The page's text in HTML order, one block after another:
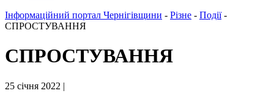
Інформаційний портал Чернігівщини - Різне - Події-
СПРОСТУВАННЯ
СПРОСТУВАННЯ
25 січня 2022 |